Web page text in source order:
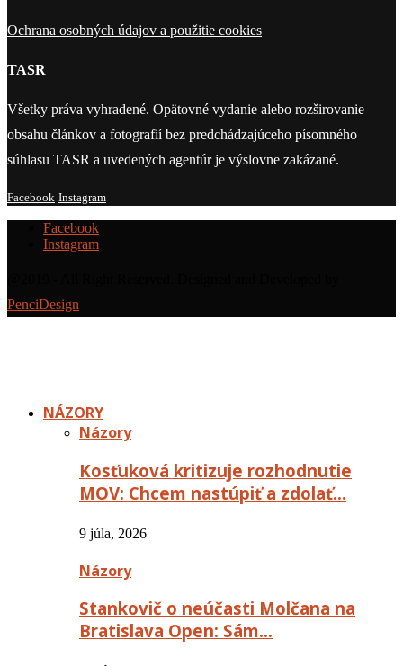
Ochrana osobných údajov a použitie cookies
TASR
Všetky práva vyhradené. Opätovné vydanie alebo rozširovanie
obsahu článkov a fotografií bez predchádzajúceho písomného
súhlasu TASR a uvedených agentúr je výslovne zakázané.
Facebook Instagram
Facebook
Instagram
PenciDesign
NÁZORY
Názory
Kosťuková kritizuje rozhodnutie
MOV: Chcem nastúpiť a zdolať…
9 júla, 2026
Názory
Stankovič o neúčasti Molčana na
Bratislava Open: Sám…